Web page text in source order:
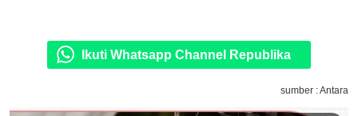
Ikuti Whatsapp Channel Republika
sumber : Antara